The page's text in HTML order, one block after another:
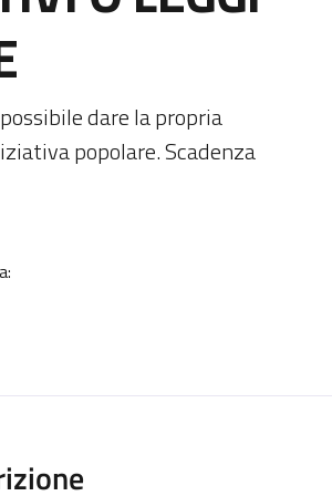
dare la propria
popolare. Scadenza